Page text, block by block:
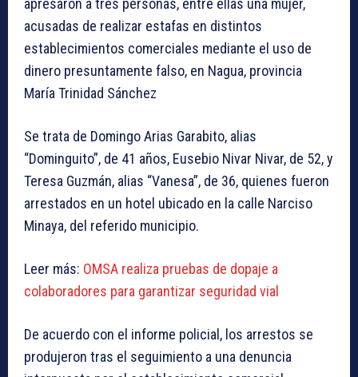
acusadas de realizar estafas en distintos
establecimientos comerciales mediante el uso de
dinero presuntamente falso, en Nagua, provincia
María Trinidad Sánchez
Se trata de Domingo Arias Garabito, alias
“Dominguito”, de 41 años, Eusebio Nivar Nivar, de 52, y
Teresa Guzmán, alias “Vanesa”, de 36, quienes fueron
arrestados en un hotel ubicado en la calle Narciso
Minaya, del referido municipio.
Leer más: OMSA realiza pruebas de dopaje a
colaboradores para garantizar seguridad vial
De acuerdo con el informe policial, los arrestos se
produjeron tras el seguimiento a una denuncia